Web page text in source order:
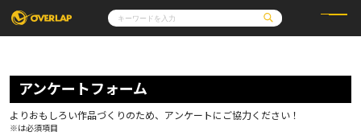
コミック
コミックガルド
コミッククリエ
LiQulle
ラブパルフェ
ライトノベル
ロサージュノベルス
その他
コミックエッセイ
通販・NEWS
OVERLAP STORE
アンケートフォーム
よりおもしろい作品づくりのため、アンケートにご協力ください！
※は必須項目